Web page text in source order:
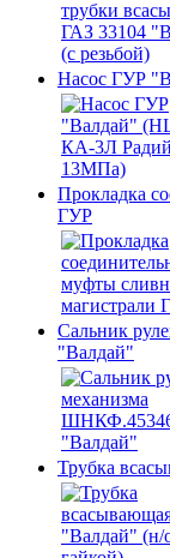
Насос ГУР
Прокладка
ГУР
Сальник
"Валдай"
Трубка